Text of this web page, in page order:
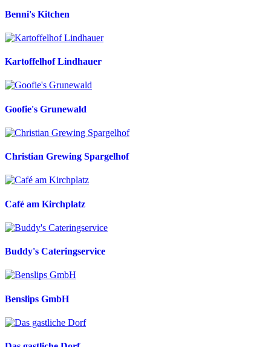
Benni's Kitchen
Kartoffelhof Lindhauer
Goofie's Grunewald
Christian Grewing Spargelhof
Café am Kirchplatz
Buddy's Cateringservice
Benslips GmbH